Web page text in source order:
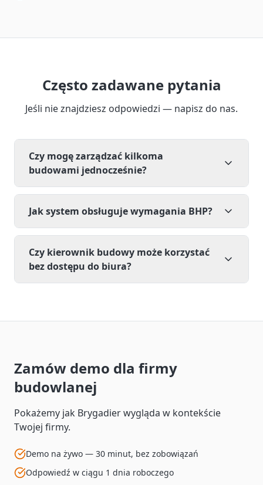
Często zadawane pytania
Jeśli nie znajdziesz odpowiedzi — napisz do nas.
Czy mogę zarządzać kilkoma
budowami jednocześnie?
Jak system obsługuje wymagania BHP?
Czy kierownik budowy może korzystać
bez dostępu do biura?
Zamów demo dla firmy
budowlanej
Pokażemy jak Brygadier wygląda w kontekście
Twojej firmy.
Demo na żywo — 30 minut, bez zobowiązań
Odpowiedź w ciągu 1 dnia roboczego